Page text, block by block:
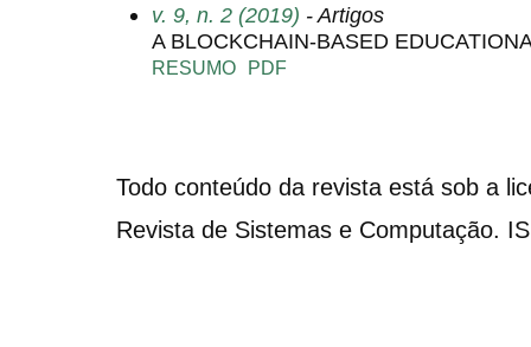
v. 9, n. 2 (2019) - Artigos
A BLOCKCHAIN-BASED
RESUMO PDF
Todo conteúdo da revista está sob a
Revista de Sistemas e Computação.